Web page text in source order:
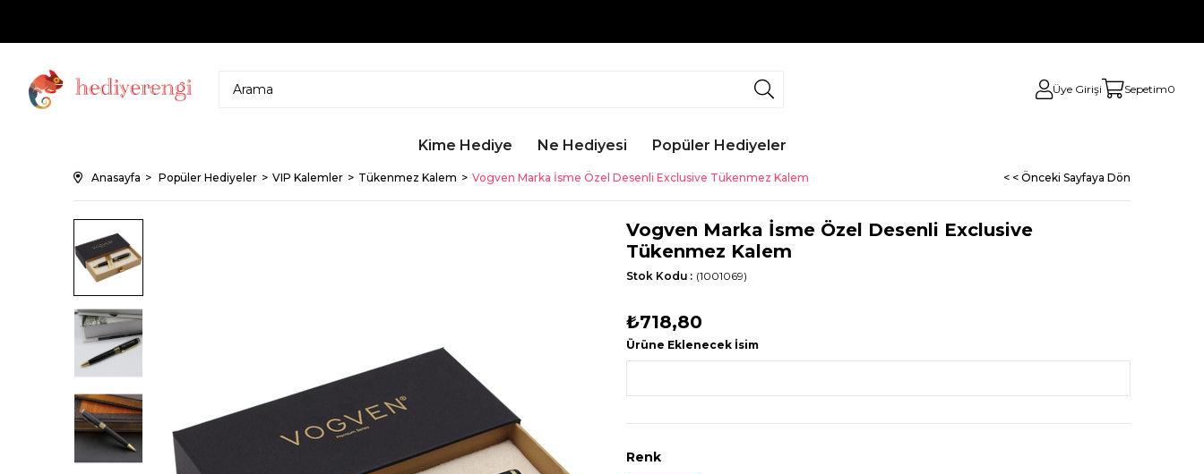
Üye Girişi Sepetim0
Kime Hediye Ne Hediyesi Popüler Hediyeler
Anasayfa Popüler Hediyeler VIP Kalemler Tükenmez Kalem Vogven Marka İsme Özel Desenli Exclusive Tükenmez Kalem < < Önceki Sayfaya Dön
Vogven Marka İsme Özel Desenli Exclusive
Tükenmez Kalem
(1001069)
Stok Kodu
₺718,80
Ürüne Eklenecek İsim
Renk